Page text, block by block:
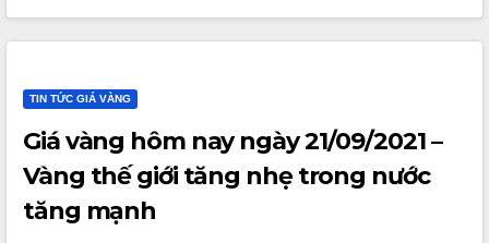
TIN TỨC GIÁ VÀNG
Giá vàng hôm nay ngày 21/09/2021 –
Vàng thế giới tăng nhẹ trong nước
tăng mạnh